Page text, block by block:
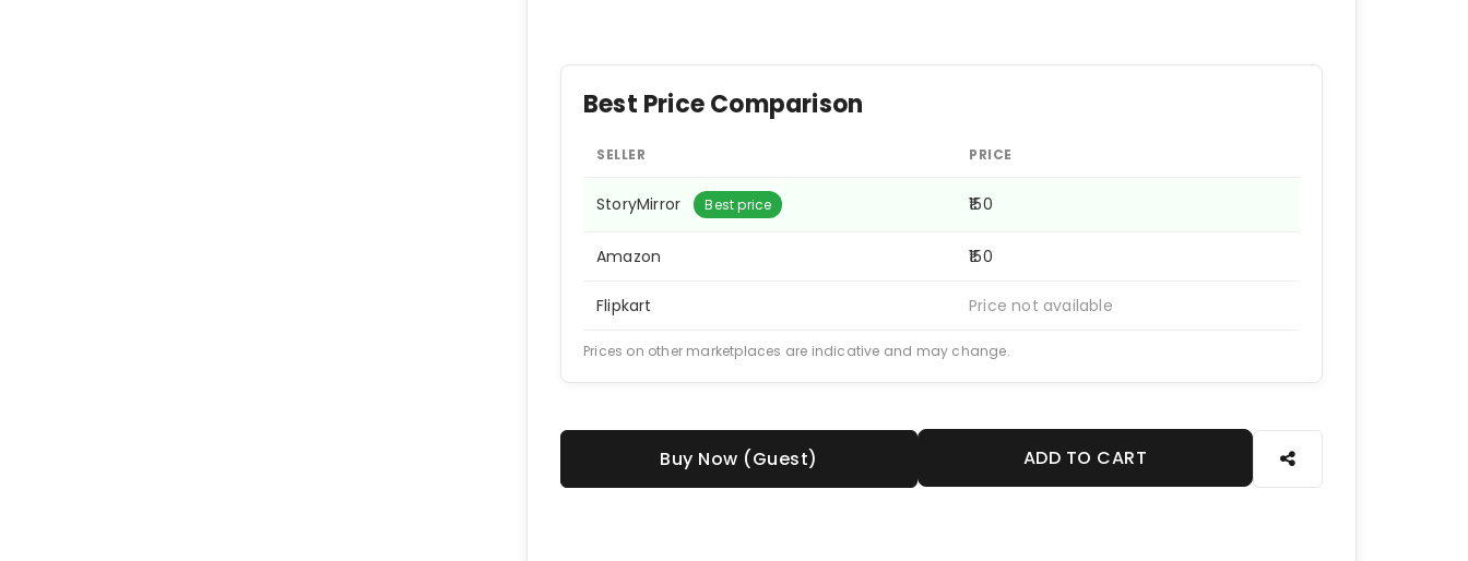
Best Price Comparison
SELLER PRICE
StoryMirror Best price ₹150
Amazon ₹150
Flipkart Price not available
Prices on other marketplaces are indicative and may change.
Buy Now (Guest) ADD TO CART